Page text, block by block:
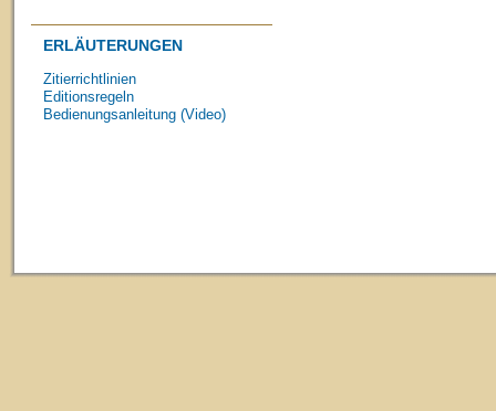
ERLÄUTERUNGEN
Zitierrichtlinien
Editionsregeln
Bedienungsanleitung (Video)